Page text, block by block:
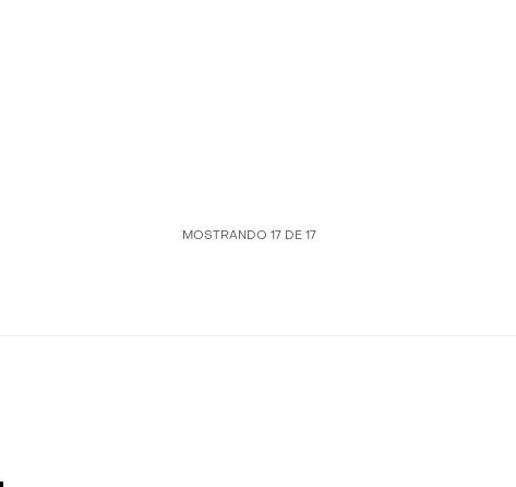
MOSTRANDO 17 DE 17